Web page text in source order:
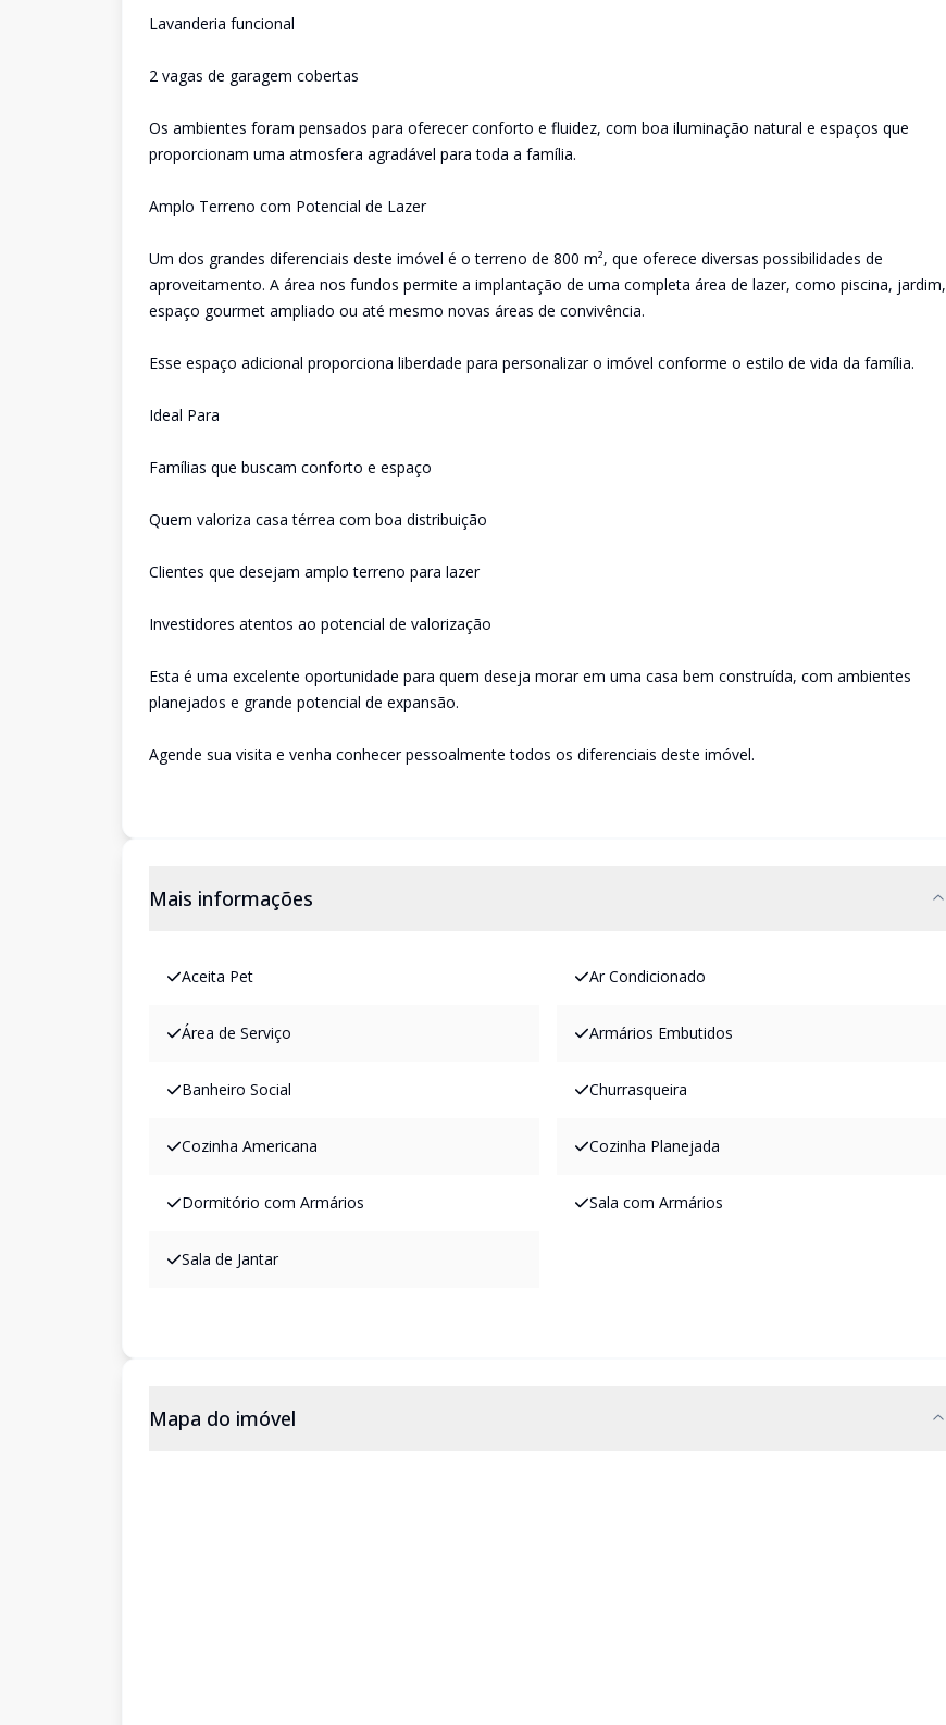
Lavanderia funcional
2 vagas de garagem cobertas
Os ambientes foram pensados para oferecer conforto e fluidez, com boa iluminação natural e espaços que
proporcionam uma atmosfera agradável para toda a família.
Amplo Terreno com Potencial de Lazer
Um dos grandes diferenciais deste imóvel é o terreno de 800 m², que oferece diversas possibilidades de
aproveitamento. A área nos fundos permite a implantação de uma completa área de lazer, como piscina, jardim,
espaço gourmet ampliado ou até mesmo novas áreas de convivência.
Esse espaço adicional proporciona liberdade para personalizar o imóvel conforme o estilo de vida da família.
Ideal Para
Famílias que buscam conforto e espaço
Quem valoriza casa térrea com boa distribuição
Clientes que desejam amplo terreno para lazer
Investidores atentos ao potencial de valorização
Esta é uma excelente oportunidade para quem deseja morar em uma casa bem construída, com ambientes
planejados e grande potencial de expansão.
Agende sua visita e venha conhecer pessoalmente todos os diferenciais deste imóvel.
Mais informações
Aceita Pet Ar Condicionado
Área de Serviço Armários Embutidos
Banheiro Social Churrasqueira
Cozinha Americana Cozinha Planejada
Dormitório com Armários Sala com Armários
Sala de Jantar
Mapa do imóvel